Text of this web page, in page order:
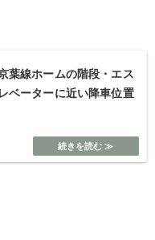
葉線ホームの階段・エス
ベーターに近い降車位置